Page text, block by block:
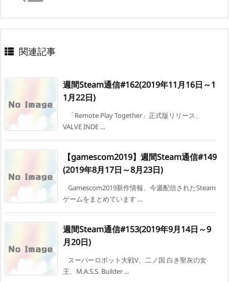
関連記事
週間Steam通信#162(2019年11月16日～1
1月22日)
「Remote Play Together」正式版リリース、
VALVE INDE ...
【gamescom2019】週間Steam通信#149
(2019年8月17日～8月23日)
Gamescom2019新作情報、今週配信されたSteam
ゲームをまとめています ...
週間Steam通信#153(2019年9月14日～9
月20日)
スーパーロボット大戦V、二ノ国 白き聖灰の女
王、M.A.S.S. Builder ...